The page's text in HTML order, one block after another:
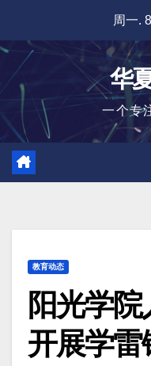
容
周一.
华
一个专
教育动态
阳光学
开展学